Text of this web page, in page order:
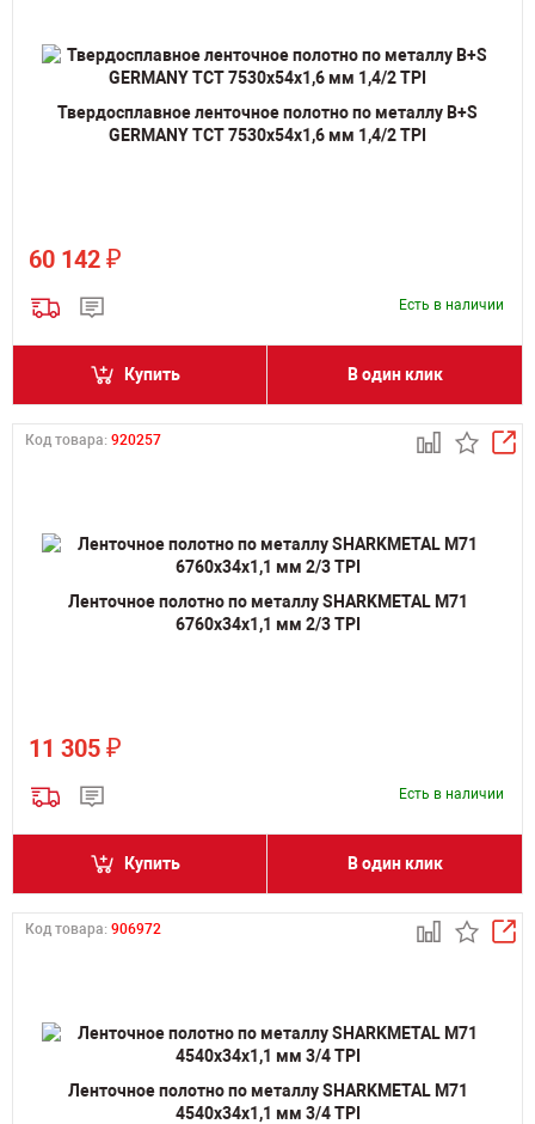
Твердосплавное ленточное полотно по металлу B+S
GERMANY TCT 7530х54х1,6 мм 1,4/2 TPI
60 142 ₽
Есть в наличии
Купить В один клик
Код товара: 920257
Ленточное полотно по металлу SHARKMETAL M71
6760х34х1,1 мм 2/3 TPI
11 305 ₽
Есть в наличии
Купить В один клик
Код товара: 906972
Ленточное полотно по металлу SHARKMETAL M71
4540х34х1,1 мм 3/4 TPI